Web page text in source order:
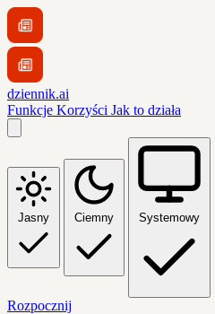
dziennik.ai
Funkcje Korzyści Jak to działa
Jasny Ciemny Systemowy
Rozpocznij